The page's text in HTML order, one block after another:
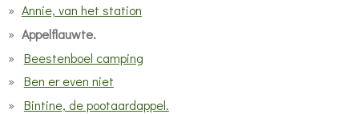
Annie, van het station
Appelflauwte.
Beestenboel camping
Ben er even niet
Bintine, de pootaardappel.